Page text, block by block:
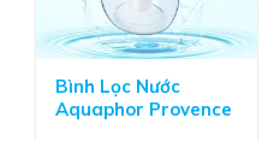
Bộ lọc nước
Công nghệ của bộ lọc
Vật liệu lọc cao cấp
Bình Lọc Nước
Aquaphor Provence